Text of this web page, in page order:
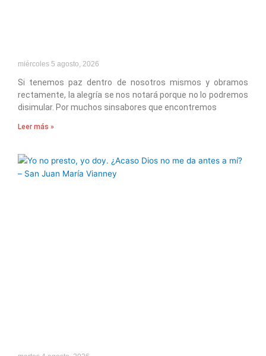
miércoles 5 agosto, 2026
Si tenemos paz dentro de nosotros mismos y obramos
rectamente, la alegría se nos notará porque no lo podremos
disimular. Por muchos sinsabores que encontremos
Leer más »